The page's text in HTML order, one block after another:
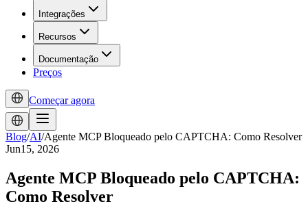
Integrações
Recursos
Documentação
Preços
Começar agora
Blog/AI/Agente MCP Bloqueado pelo CAPTCHA: Como Resolver
Jun15, 2026
Agente MCP Bloqueado pelo CAPTCHA:
Como Resolver